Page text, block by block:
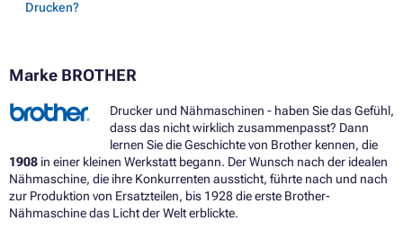
Drucken?
Marke BROTHER
Drucker und Nähmaschinen - haben Sie das Gefühl,
dass das nicht wirklich zusammenpasst? Dann
lernen Sie die Geschichte von Brother kennen, die
1908 in einer kleinen Werkstatt begann. Der Wunsch nach der idealen
Nähmaschine, die ihre Konkurrenten aussticht, führte nach und nach
zur Produktion von Ersatzteilen, bis 1928 die erste Brother-
Nähmaschine das Licht der Welt erblickte.